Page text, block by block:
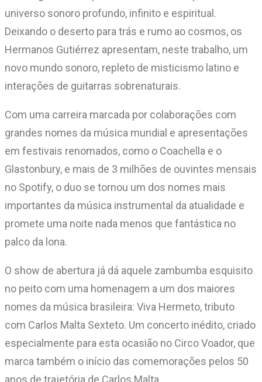
universo sonoro profundo, infinito e espiritual.
Deixando o deserto para trás e rumo ao cosmos, os
Hermanos Gutiérrez apresentam, neste trabalho, um
novo mundo sonoro, repleto de misticismo latino e
interações de guitarras sobrenaturais.
Com uma carreira marcada por colaborações com
grandes nomes da música mundial e apresentações
em festivais renomados, como o Coachella e o
Glastonbury, e mais de 3 milhões de ouvintes mensais
no Spotify, o duo se tornou um dos nomes mais
importantes da música instrumental da atualidade e
promete uma noite nada menos que fantástica no
palco da lona.
O show de abertura já dá aquele zambumba esquisito
no peito com uma homenagem a um dos maiores
nomes da música brasileira: Viva Hermeto, tributo
com Carlos Malta Sexteto. Um concerto inédito, criado
especialmente para esta ocasião no Circo Voador, que
marca também o início das comemorações pelos 50
anos de trajetória de Carlos Malta.